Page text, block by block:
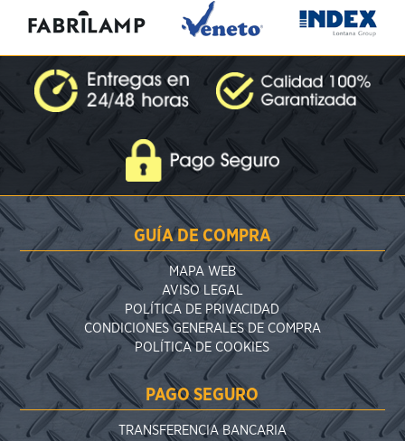
GUÍA DE COMPRA
MAPA WEB
AVISO LEGAL
POLÍTICA DE PRIVACIDAD
CONDICIONES GENERALES DE COMPRA
POLÍTICA DE COOKIES
PAGO SEGURO
TRANSFERENCIA BANCARIA